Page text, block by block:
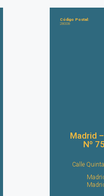
Código Postal:
28008
Madrid
Nº
Calle